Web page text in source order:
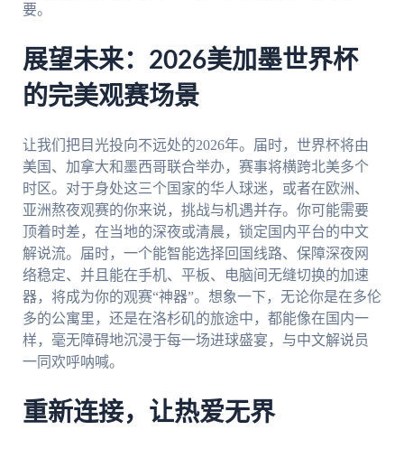
要。
展望未来：2026美加墨世界杯
的完美观赛场景
让我们把目光投向不远处的2026年。届时，世界杯将由
美国、加拿大和墨西哥联合举办，赛事将横跨北美多个
时区。对于身处这三个国家的华人球迷，或者在欧洲、
亚洲熬夜观赛的你来说，挑战与机遇并存。你可能需要
顶着时差，在当地的深夜或清晨，锁定国内平台的中文
解说流。届时，一个能智能选择回国线路、保障深夜网
络稳定、并且能在手机、平板、电脑间无缝切换的加速
器，将成为你的观赛“神器”。想象一下，无论你是在多伦
多的公寓里，还是在洛杉矶的旅途中，都能像在国内一
样，毫无障碍地沉浸于每一场进球盛宴，与中文解说员
一同欢呼呐喊。
重新连接，让热爱无界